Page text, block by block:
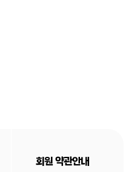
회원 약관안내